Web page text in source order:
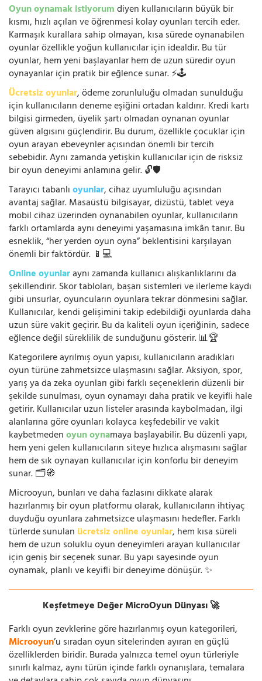
Oyun oynamak istiyorumdiyen kullanıcıların büyük bir
kısmı, hızlı açılan ve öğrenmesi kolay oyunları tercih eder.
Karmaşık kurallara sahip olmayan, kısa sürede oynanabilen
oyunlar özellikle yoğun kullanıcılar için idealdir. Bu tür
oyunlar, hem yeni başlayanlar hem de uzun süredir oyun
oynayanlar için pratik bir eğlence sunar. ⚡🕹️
Ücretsiz oyunlar, ödeme zorunluluğu olmadan sunulduğu
için kullanıcıların deneme eşiğini ortadan kaldırır. Kredi kartı
bilgisi girmeden, üyelik şartı olmadan oynanan oyunlar
güven algısını güçlendirir. Bu durum, özellikle çocuklar için
oyun arayan ebeveynler açısından önemli bir tercih
sebebidir. Aynı zamanda yetişkin kullanıcılar için de risksiz
bir oyun deneyimi anlamına gelir. 🔓🛡️
Tarayıcı tabanlıoyunlar, cihaz uyumluluğu açısından
avantaj sağlar. Masaüstü bilgisayar, dizüstü, tablet veya
mobil cihaz üzerinden oynanabilen oyunlar, kullanıcıların
farklı ortamlarda aynı deneyimi yaşamasına imkân tanır. Bu
esneklik, “her yerden oyun oyna” beklentisini karşılayan
önemli bir faktördür. 📱💻
Online oyunlaraynı zamanda kullanıcı alışkanlıklarını da
şekillendirir. Skor tabloları, başarı sistemleri ve ilerleme kaydı
gibi unsurlar, oyuncuların oyunlara tekrar dönmesini sağlar.
Kullanıcılar, kendi gelişimini takip edebildiği oyunlarda daha
uzun süre vakit geçirir. Bu da kaliteli oyun içeriğinin, sadece
eğlence değil süreklilik de sunduğunu gösterir. 📊🏆
Kategorilere ayrılmış oyun yapısı, kullanıcıların aradıkları
oyun türüne zahmetsizce ulaşmasını sağlar. Aksiyon, spor,
yarış ya da zeka oyunları gibi farklı seçeneklerin düzenli bir
şekilde sunulması, oyun oynamayı daha pratik ve keyifli hale
getirir. Kullanıcılar uzun listeler arasında kaybolmadan, ilgi
alanlarına göre oyunları kolayca keşfedebilir ve vakit
kaybetmedenoyun oynamaya başlayabilir. Bu düzenli yapı,
hem yeni gelen kullanıcıların siteye hızlıca alışmasını sağlar
hem de sık oynayan kullanıcılar için konforlu bir deneyim
sunar. 🗂️🧭
Microoyun, bunları ve daha fazlasını dikkate alarak
hazırlanmış bir oyun platformu olarak, kullanıcıların ihtiyaç
duyduğu oyunlara zahmetsizce ulaşmasını hedefler. Farklı
türlerde sunulan ücretsiz online oyunlar, hem kısa süreli
hem de uzun soluklu oyun deneyimleri arayan kullanıcılar
için geniş bir seçenek sunar. Bu yapı sayesinde oyun
oynamak, planlı ve keyifli bir deneyime dönüşür. ✨
Keşfetmeye Değer MicroOyun Dünyası 🚀
Farklı oyun zevklerine göre hazırlanmış oyun kategorileri,
Microoyun’u sıradan oyun sitelerinden ayıran en güçlü
özelliklerden biridir. Burada yalnızca temel oyun türleriyle
sınırlı kalmaz, aynı türün içinde farklı oynanışlara, temalara